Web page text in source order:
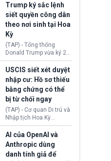
cầu đóng góp 567 triệu
USD vào một quỹ khắc
phục hậu quả. Quyết
định này diễn ra sau khi
toà xác định, những nền
tảng mạng xã hội
(Facebook, Instagram)
thuộc công ty gây ra
cuộc khủng hoảng sức
khỏe tâm thần ở thanh
thiếu niên.
Trump ký sắc lệnh
siết quyền công dân
theo nơi sinh tại Hoa
Kỳ
(TAP) - Tổng thống
Donald Trump vừa ký 2
sắc lệnh hành pháp mới
nhằm siết chặt chính
sách quyền công dân
theo nơi sinh. Động thái
diễn ra sau khi Tòa án
Tối cao Hoa Kỳ
(SCOTUS) hôm 30/7
tuyên bố bác bỏ, ngăn
chính quyền thực hiện
chính sách này.
USCIS siết xét duyệt
nhập cư: Hồ sơ thiếu
bằng chứng có thể
bị từ chối ngay
(TAP) - Cơ quan Di trú và
Nhập tịch Hoa Kỳ
(USCIS) vừa thay đổi quy
trình xét duyệt hồ sơ
nhập cư, trao quyền cho
viên chức từ chối ngay
những đơn không chứng
AI của OpenAI và
Anthropic dùng
danh tính giả để